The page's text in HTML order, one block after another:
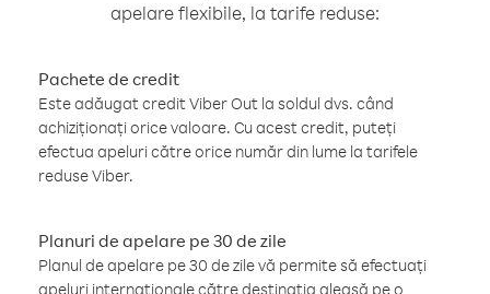
apelare flexibile, la tarife reduse:
Pachete de credit
Este adăugat credit Viber Out la soldul dvs. când
achiziționați orice valoare. Cu acest credit, puteți
efectua apeluri către orice număr din lume la tarifele
reduse Viber.
Planuri de apelare pe 30 de zile
Planul de apelare pe 30 de zile vă permite să efectuați
apeluri internaționale către destinația aleasă pe o